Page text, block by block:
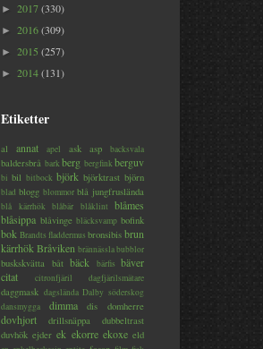
► 2017(330)
► 2016(309)
► 2015 (257)
► 2014(131)
Etiketter
al annat apel ask asp backsvala
baldersbrå barkberg bergfinkberguv
bi bil bitbock björk björktrast björn
blad blogg blommor blå jungfruslända
blå kärrhök blåbär blåklint
blåmes
blåsippa blåvinge bläcksvamp bofink
bok Brandts fladdermus bronsibis brun
kärrhökBråviken brännässlabubblor
buskskvätta båt bäck bärfis bäver
citat
citronfjäril dagfjärilsmätare
daggmask dagslända Dalby söderskog
dansmygga
dimma dis domherre
dovhjort drillsnäppa
dubbeltrast
duvhök ejder ek ekorre ekoxe eld